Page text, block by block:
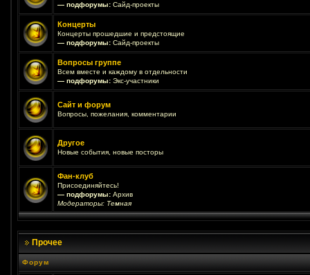
— подфорумы: Сайд-проекты
Концерты
Концерты прошедшие и предстоящие
— подфорумы: Сайд-проекты
Вопросы группе
Всем вместе и каждому в отдельности
— подфорумы: Экс-участники
Сайт и форум
Вопросы, пожелания, комментарии
Другое
Новые события, новые посторы
Фан-клуб
Присоединяйтесь!
— подфорумы: Архив
Модераторы: Темная
Прочее
Форум